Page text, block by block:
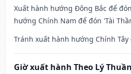
Xuất hành hướng Đông Bắc để
hướng Chính Nam để đón 'Tài
Tránh xuất hành hướng Chính Tây
Giờ xuất hành Theo Lý